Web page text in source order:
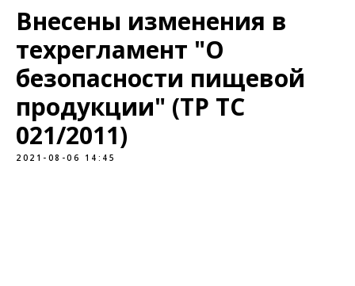
Внесены изменения в
техрегламент "О
безопасности пищевой
продукции" (ТР ТС
021/2011)
2021-08-06 14:45